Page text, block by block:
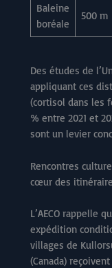
Baleine
boréale
500 m
Des études de
appliquant ces
(cortisol dans les
% entre 2021 et
sont un levier
Rencontres
cœur des
L’AECO rappelle
expédition
villages de
(Canada)